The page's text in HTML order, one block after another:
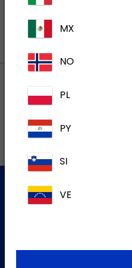
Lokalne adrese
korisnike
MX
NO
PL
PY
SI
VE